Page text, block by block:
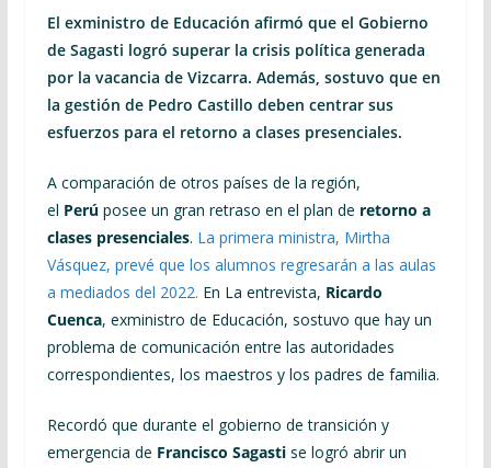
El exministro de Educación afirmó que el Gobierno
de Sagasti logró superar la crisis política generada
por la vacancia de Vizcarra. Además, sostuvo que en
la gestión de Pedro Castillo deben centrar sus
esfuerzos para el retorno a clases presenciales.
A comparación de otros países de la región,
el Perú posee un gran retraso en el plan de retorno a
clases presenciales. La primera ministra, Mirtha
Vásquez, prevé que los alumnos regresarán a las aulas
a mediados del 2022. En La entrevista, Ricardo
Cuenca, exministro de Educación, sostuvo que hay un
problema de comunicación entre las autoridades
correspondientes, los maestros y los padres de familia.
Recordó que durante el gobierno de transición y
emergencia de Francisco Sagastise logró abrir un